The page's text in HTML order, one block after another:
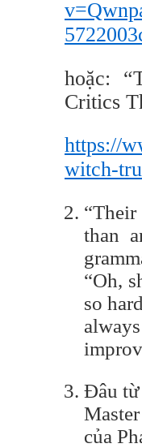
hoặc:
Critics
https://
witch-
than
“Oh,
so
Đâu từ
của